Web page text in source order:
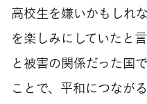
高校生を嫌いかもしれ
を楽しみにしていたと
と被害の関係だった国
ことで、平和につなが